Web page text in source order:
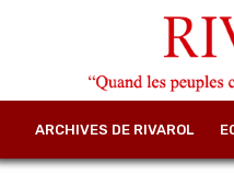
ARCHIVES DE RIVAROL